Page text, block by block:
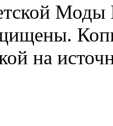
Моды
на